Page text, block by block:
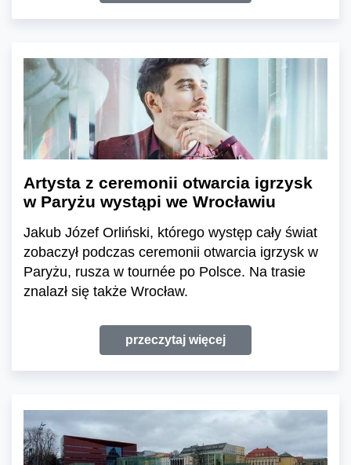
Artysta z ceremonii otwarcia igrzysk
w Paryżu wystąpi we Wrocławiu
Jakub Józef Orliński, którego występ cały świat
zobaczył podczas ceremonii otwarcia igrzysk w
Paryżu, rusza w tournée po Polsce. Na trasie
znalazł się także Wrocław.
przeczytaj więcej